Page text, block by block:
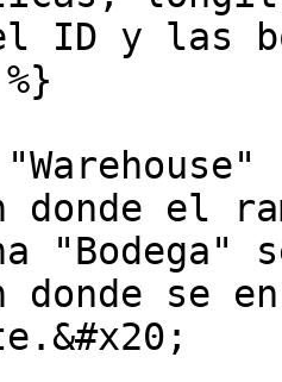
ID y las
el
"Bodega"
se